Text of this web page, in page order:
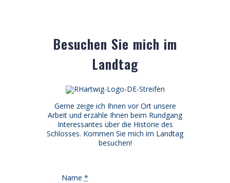
Besuchen Sie mich im
Landtag
Gerne zeige ich Ihnen vor Ort unsere
Arbeit und erzähle Ihnen beim Rundgang
Interessantes über die Historie des
Schlosses. Kommen Sie mich im Landtag
besuchen!
Name *